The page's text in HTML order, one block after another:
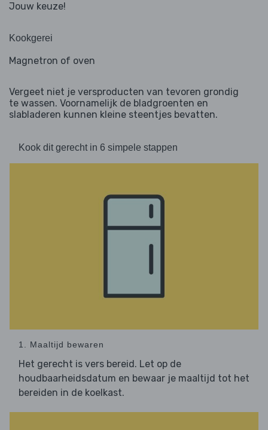
Jouw keuze!
Kookgerei
Magnetron of oven
Vergeet niet je versproducten van tevoren grondig
te wassen. Voornamelijk de bladgroenten en
slabladeren kunnen kleine steentjes bevatten.
Kook dit gerecht in 6 simpele stappen
1. Maaltijd bewaren
Het gerecht is vers bereid. Let op de
houdbaarheidsdatum en bewaar je maaltijd tot het
bereiden in de koelkast.